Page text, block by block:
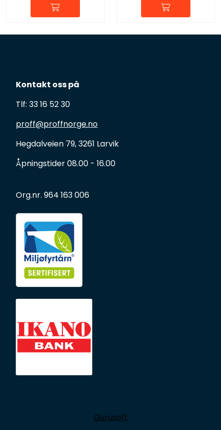
Kontakt oss på
Tlf: 33 16 52 30
proff@proffnorge.no
Hegdalveien 79, 3261 Larvik
Åpningstider 08.00 - 16.00
Org.nr. 964 163 006
Gurusoft